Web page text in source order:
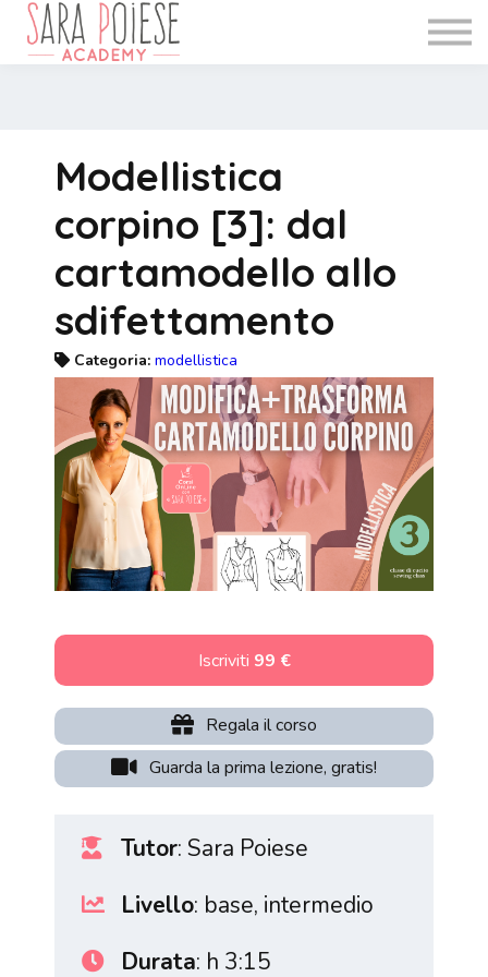
Registrati
Modellistica
corpino [3]: dal
cartamodello allo
sdifettamento
Categoria: modellistica
Iscriviti 99 €
Regala il corso
Guarda la prima lezione, gratis!
Tutor: Sara Poiese
Livello: base, intermedio
Durata: h 3:15